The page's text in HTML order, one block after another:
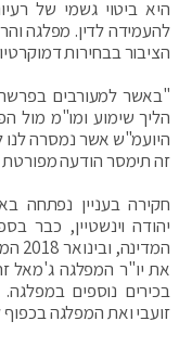
היא ביטוי גשמי של
להעמידה לדין. מפלגה
הציבור בבחירות
"באשר למעורבים בפרשה,
הליך שימוע ומו"מ מול
היועמ"ש אשר נמסרה לנו
זה תימסר הודעה מפורטת
חקירה בעניין נפתחה
את יו"ר המפלגה ג'מאל
זועבי ואת המפלגה בכפוף